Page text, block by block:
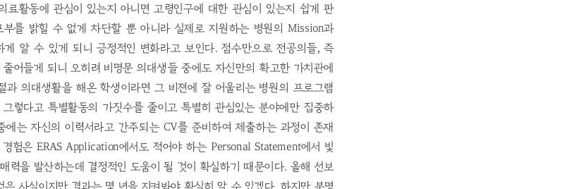
료활동에 관심이 있는지 아니면 고령인구에 대한 관심이 있는지 쉽게 판
를 밝힐 수 없게 차단할 뿐 아니라 실제로 지원하는 병원의 Mission과
게 알 수 있게 되니 긍정적인 변화라고 보인다. 점수만으로 전공의들, 즉
어들게 되니 오히려 비명문 의대생들 중에도 자신만의 확고한 가치관에
과 의대생활을 해온 학생이라면 그 비젼에 잘 어울리는 병원의 프로그램
렇다고 특별활동의 가짓수를 줄이고 특별히 관심있는 분야에만 집중하
는 자신의 이력서라고 간주되는 CV를 준비하여 제출하는 과정이 존재
험은 ERAS Application에서도 적어야 하는 Personal Statement에서 빛
력을 발산하는데 결정적인 도움이 될 것이 확실하기 때문이다. 올해 선보
사실이지만 결과는 몇 년을 지켜봐야 확실히 알 수 있겠다. 하지만 분명